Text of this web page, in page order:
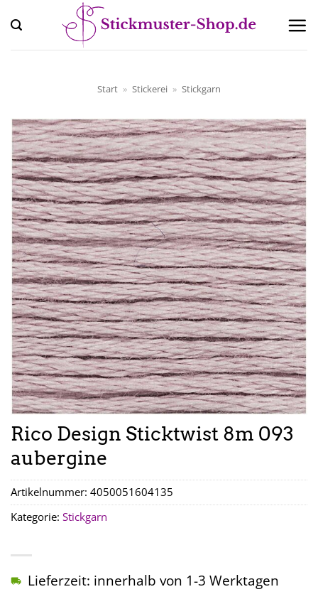
Inhalt
springen
Start » Stickerei » Stickgarn
Rico Design Sticktwist 8m 093
aubergine
Lieferzeit: innerhalb von 1-3 Werktagen
Artikelnummer: 4050051604135
Kategorie: Stickgarn